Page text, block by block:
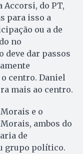
Accorsi, do PT,
para isso a
ou a de
no
deve dar passos
centro. Daniel
mais ao centro.
e o
ambos do
de
grupo político.